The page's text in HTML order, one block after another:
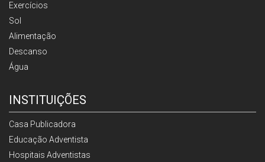
Exercícios
Sol
Alimentação
Descanso
Água
INSTITUIÇÕES
Casa Publicadora
Educação Adventista
Hospitais Adventistas